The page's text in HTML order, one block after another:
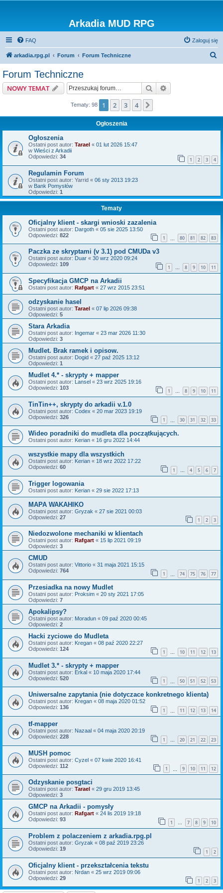
Arkadia MUD RPG
FAQ Zaloguj się
arkadia.rpg.pl Forum Forum Techniczne
Forum Techniczne
NOWY TEMAT Szukaj
Tematy: 98 1 2 3 4
Ogłoszenia
Ogłoszenia
Ostatni post autor: Tarael « 01 lut 2026 15:47
w Wieści z Arkadii
Odpowiedzi: 34 1 2 3 4
Regulamin Forum
Ostatni post autor: Yarrid « 06 sty 2013 19:23
w Bank Pomysłów
Odpowiedzi: 1
Tematy
Oficjalny klient - skargi wnioski zazalenia
Ostatni post autor: Dargoth « 05 sie 2025 13:50
Odpowiedzi: 822 1 80 81 82 83
Paczka ze skryptami (v 3.1) pod CMUDa v3
Ostatni post autor: Duar « 30 wrz 2020 09:24
Odpowiedzi: 109 1 … 8 9 10 11
Specyfikacja GMCP na Arkadii
Ostatni post autor: Rafgart « 27 wrz 2015 23:51
odzyskanie hasel
Ostatni post autor: Tarael « 07 lip 2026 09:38
Odpowiedzi: 5
Stara Arkadia
Ostatni post autor: Ingemar « 23 mar 2026 11:30
Odpowiedzi: 3
Mudlet. Brak ramek i opisow.
Ostatni post autor: Dogid « 27 paź 2025 13:12
Odpowiedzi: 1
Mudlet 4.* - skrypty + mapper
Ostatni post autor: Lansel « 23 wrz 2025 19:16
Odpowiedzi: 103 1 … 8 9 10 11
TinTin++, skrypty do arkadii v.1.0
Ostatni post autor: Codex « 20 mar 2023 19:19
Odpowiedzi: 326 1 30 31 32 33
Wideo poradniki do mudleta dla początkujących.
Ostatni post autor: Kerian « 16 gru 2022 14:44
wszystkie mapy dla wszystkich
Ostatni post autor: Kerian « 18 wrz 2022 17:22
Odpowiedzi: 60 1 … 4 5 6 7
Trigger logowania
Ostatni post autor: Kerian « 29 sie 2022 17:13
MAPA WAKAHIKO
Ostatni post autor: Gryzak « 27 sie 2021 00:03
Odpowiedzi: 27 1 2 3
Niedozwolone mechaniki w klientach
Ostatni post autor: Rafgart « 15 lip 2021 09:19
Odpowiedzi: 3
CMUD
Ostatni post autor: Vittorio « 31 maja 2021 15:15
Odpowiedzi: 764 1 74 75 76 77
Przesiadka na nowy Mudlet
Ostatni post autor: Proksim « 20 sty 2021 17:05
Odpowiedzi: 7
Apokalipsy?
Ostatni post autor: Moradun « 09 paź 2020 00:45
Odpowiedzi: 2
Hacki zyciowe do Mudleta
Ostatni post autor: Kregan « 08 paź 2020 22:27
Odpowiedzi: 124 1 … 10 11 12 13
Mudlet 3.* - skrypty + mapper
Ostatni post autor: Erkal « 10 maja 2020 17:44
Odpowiedzi: 520 1 50 51 52 53
Uniwersalne zapytania (nie dotyczace konkretnego klienta)
Ostatni post autor: Kregan « 08 maja 2020 01:52
Odpowiedzi: 136 1 11 12 13 14
tf-mapper
Ostatni post autor: Nazaal « 04 maja 2020 20:19
Odpowiedzi: 228 1 … 20 21 22 23
MUSH pomoc
Ostatni post autor: Cyzel « 07 kwie 2020 16:41
Odpowiedzi: 112 1 9 10 11 12
Odzyskanie posgtaci
Ostatni post autor: Tarael « 29 gru 2019 13:45
Odpowiedzi: 3
GMCP na Arkadii - pomysły
Ostatni post autor: Rafgart « 24 lis 2019 19:18
Odpowiedzi: 93 1 … 7 8 9 10
Problem z polaczeniem z arkadia.rpg.pl
Ostatni post autor: Gryzak « 08 paź 2019 23:26
Odpowiedzi: 19 1 2
Oficjalny klient - przekształcenia tekstu
Ostatni post autor: Nrdan « 25 wrz 2019 09:06
Odpowiedzi: 29 1 2 3